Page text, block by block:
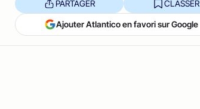
PARTAGER CLASSER
Ajouter Atlantico en favori sur Google